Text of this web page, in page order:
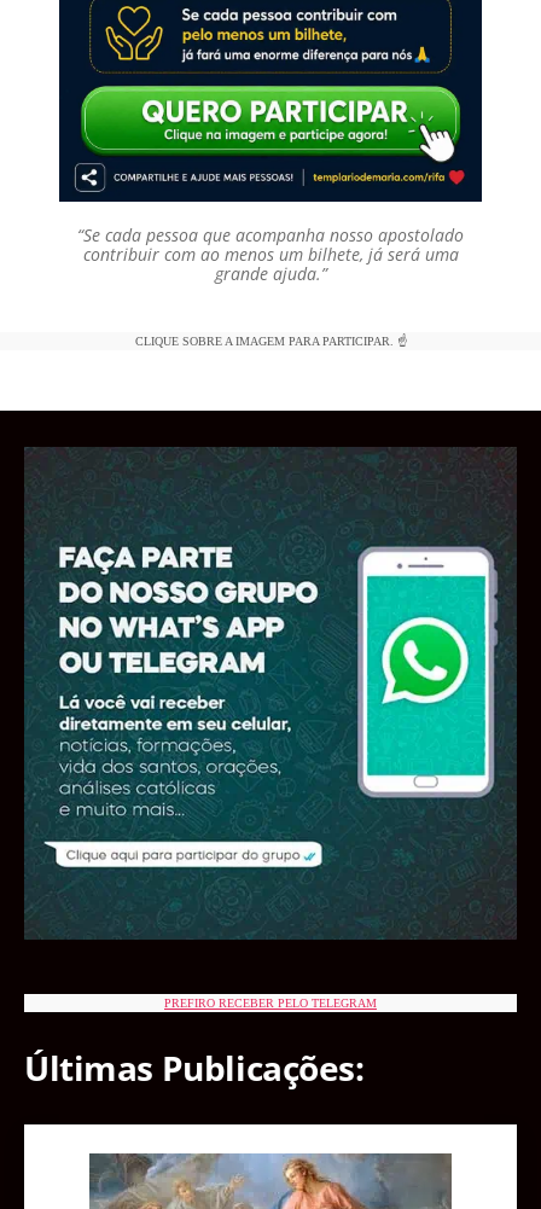
“Se cada pessoa que acompanha nosso apostolado
contribuir com ao menos um bilhete, já será uma
grande ajuda.”
CLIQUE SOBRE A IMAGEM PARA PARTICIPAR. ☝️
PREFIRO RECEBER PELO TELEGRAM
Últimas Publicações: